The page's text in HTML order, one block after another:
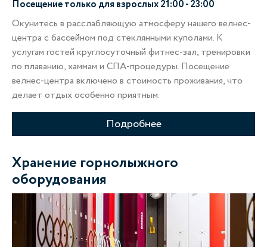
Посещение только для взрослых 21:00 - 23:00
Окунитесь в расслабляющую атмосферу нашего велнес-
центра с бассейном под стеклянными куполами. К
услугам гостей круглосуточный фитнес-зал, тренировки
по плаванию, хаммам и СПА-процедуры. Посещение
велнес-центра включено в стоимость проживания, что
делает отдых особенно приятным.
Подробнее
Хранение горнолыжного
оборудования